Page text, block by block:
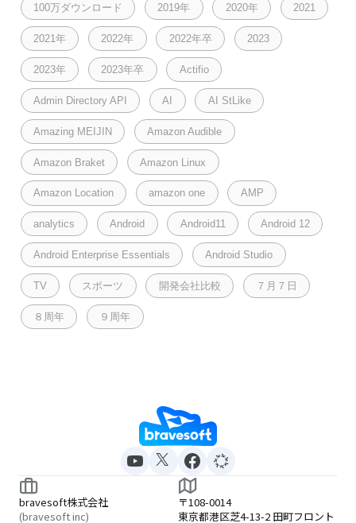
100万ダウンロード 2019年 2020年 2021
2021年 2022年 2022年卒 2023
2023年 2023年卒 Actifio
Admin Directory API AI AI StLike
Amazing MEIJIN Amazon Audible
Amazon Braket Amazon Linux
Amazon Location amazon one AMP
analytics Android Android11 Android 12
Android Enterprise Essentials Android Studio
TV スポーツ 開発会社比較 ７月７日
８周年 ９周年
bravesoft株式会社
(bravesoft inc)
〒108-0014
東京都港区芝4-13-2 田町フロント